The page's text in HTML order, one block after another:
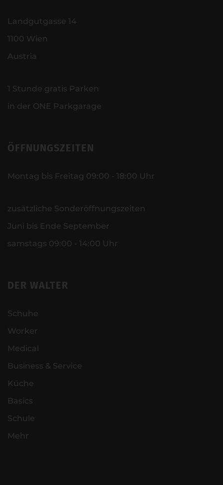
Landgutgasse 14
1100 Wien
Austria
1 Stunde gratis Parken
in der ONE Parkgarage
ÖFFNUNGSZEITEN
Montag bis Freitag 09:00 - 18:00 Uhr
zusätzliche Sonderöffnungszeiten
Juni bis Ende September
samstags 09:00 - 14:00 Uhr
DER WALTER
Schuhe
Worker
Medical
Business & Service
Küche
Basics
Schule
Mehr